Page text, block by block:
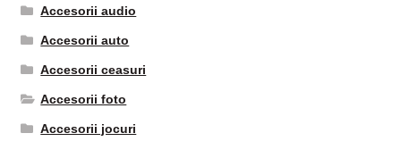
Accesorii audio
Accesorii auto
Accesorii ceasuri
Accesorii foto
Accesorii jocuri